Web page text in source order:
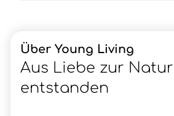
Über Young Living
Aus Liebe zur Natur
entstanden